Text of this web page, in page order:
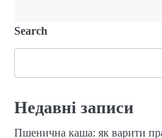
Search
Недавні записи
Пшенична каша: як варити